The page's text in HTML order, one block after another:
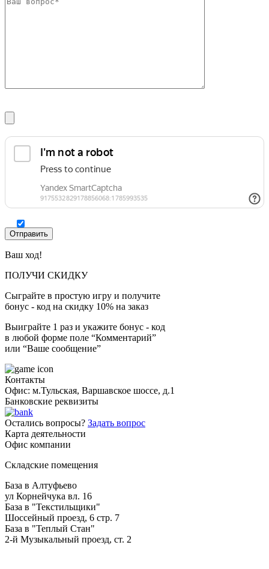
Ваш ход!
ПОЛУЧИ СКИДКУ
Сыграйте в простую игру и получите
бонус - код на скидку 10% на заказ
Выиграйте 1 раз и укажите бонус - код
в любой форме поле “Комментарий”
или “Ваше сообщение”
Контакты
Офис: м.Тульская, Варшавское шоссе, д.1
Банковские реквизиты
Остались вопросы? Задать вопрос
Карта деятельности
Офис компании
Складские помещения
База в Алтуфьево
ул Корнейчука вл. 16
База в "Текстильщики"
Шоссейный проезд, 6 стр. 7
База в "Теплый Стан"
2-й Музыкальный проезд, ст. 2